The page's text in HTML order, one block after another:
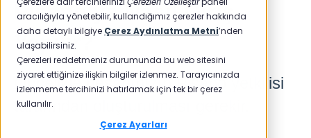
aracılığıyla yönetebilir, kullandığımız çerezler hakkında
daha detaylı bilgiye Çerez Aydınlatma Metni’nden
ulaşabilirsiniz.
Çerezleri reddetmeniz durumunda bu web sitesini
ziyaret ettiğinize ilişkin bilgiler izlenmez. Tarayıcınızda
izlenmeme tercihinizi hatırlamak için tek bir çerez
kullanılır.
Çerez Ayarları
Raporlar
NPS
CSAT
Pisano'ya Nasıl Giriş
Yapılır?
Öncelikle hesabınızın Pisano yetkilisi
tarafından oluşturulması gerekir.